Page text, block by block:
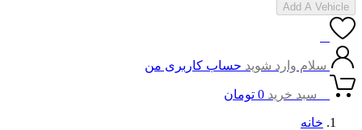
Add A Vehicle
سلام وارد شوید حساب کاربری من
سبد خرید 0 تومان
خانه